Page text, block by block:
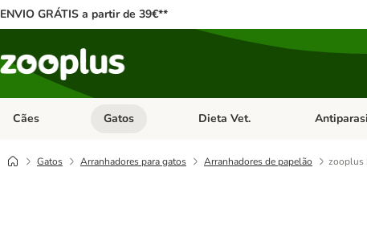
ENVIO GRÁTIS a partir de 39€**
Cães Abrir menu de categoria: Cães
Gatos Abrir menu de categoria: Gatos
Dieta Vet. Abrir menu
Gatos Arranhadores para gatos Arranhadores de papelão zooplus